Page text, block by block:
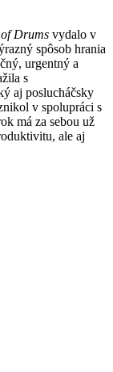
Drums vydalo v
spôsob hrania
urgentný a
s
aj poslucháčsky
v spolupráci s
má za sebou už
ale aj